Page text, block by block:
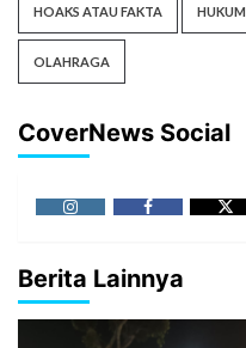
HOAKS ATAU FAKTA HUKUM
OLAHRAGA
CoverNews Social
Berita Lainnya